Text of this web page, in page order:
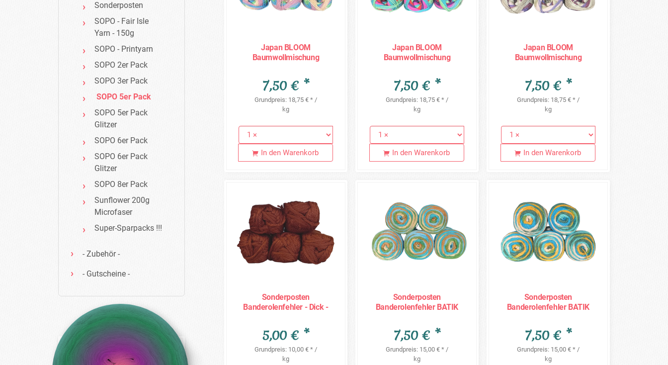
Japan BLOOM
Baumwollmischung
400g - JB08
7,50 € *
Grundpreis: 18,75 € * /
kg
In den Warenkorb
Japan BLOOM
Baumwollmischung
400g - JB09
7,50 € *
Grundpreis: 18,75 € * /
kg
In den Warenkorb
Japan BLOOM
Baumwollmischung
400g - JB10
7,50 € *
Grundpreis: 18,75 € * /
kg
In den Warenkorb
Sonderposten
Banderolenfehler - Dick -
5,00 € *
Grundpreis: 10,00 € * /
kg
Sonderposten
Banderolenfehler BATIK
Position 13
7,50 € *
Grundpreis: 15,00 € * /
kg
Sonderposten
Banderolenfehler BATIK
Position 38
7,50 € *
Grundpreis: 15,00 € * /
kg
Sonderposten
SOPO - Fair Isle
Yarn - 150g
SOPO - Printyarn
SOPO 2er Pack
SOPO 3er Pack
SOPO 5er Pack
SOPO 5er Pack
Glitzer
SOPO 6er Pack
SOPO 6er Pack
Glitzer
SOPO 8er Pack
Sunflower 200g
Microfaser
Super-Sparpacks !!!
- Zubehör -
- Gutscheine -